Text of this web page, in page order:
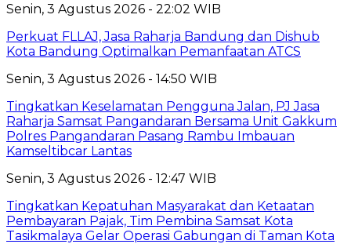
Senin, 3 Agustus 2026 - 22:02 WIB
Perkuat FLLAJ, Jasa Raharja Bandung dan Dishub
Kota Bandung Optimalkan Pemanfaatan ATCS
Senin, 3 Agustus 2026 - 14:50 WIB
Tingkatkan Keselamatan Pengguna Jalan, PJ Jasa
Raharja Samsat Pangandaran Bersama Unit Gakkum
Polres Pangandaran Pasang Rambu Imbauan
Kamseltibcar Lantas
Senin, 3 Agustus 2026 - 12:47 WIB
Tingkatkan Kepatuhan Masyarakat dan Ketaatan
Pembayaran Pajak, Tim Pembina Samsat Kota
Tasikmalaya Gelar Operasi Gabungan di Taman Kota